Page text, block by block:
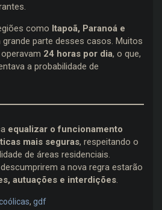
como Itapoã, Paranoá e
parte desses casos. Muitos
24 horas por dia, o que,
a probabilidade de
equalizar o funcionamento
mais seguras, respeitando o
de áreas residenciais.
a nova regra estarão
autuações e interdições.
, gdf